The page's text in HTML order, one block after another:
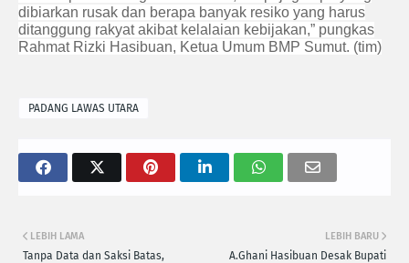
dibiarkan rusak dan berapa banyak resiko yang harus
ditanggung rakyat akibat kelalaian kebijakan,” pungkas
Rahmat Rizki Hasibuan, Ketua Umum BMP Sumut. (tim)
PADANG LAWAS UTARA
LEBIH BARU
A.Ghani Hasibuan Desak Bupati
LEBIH LAMA
Tanpa Data dan Saksi Batas,